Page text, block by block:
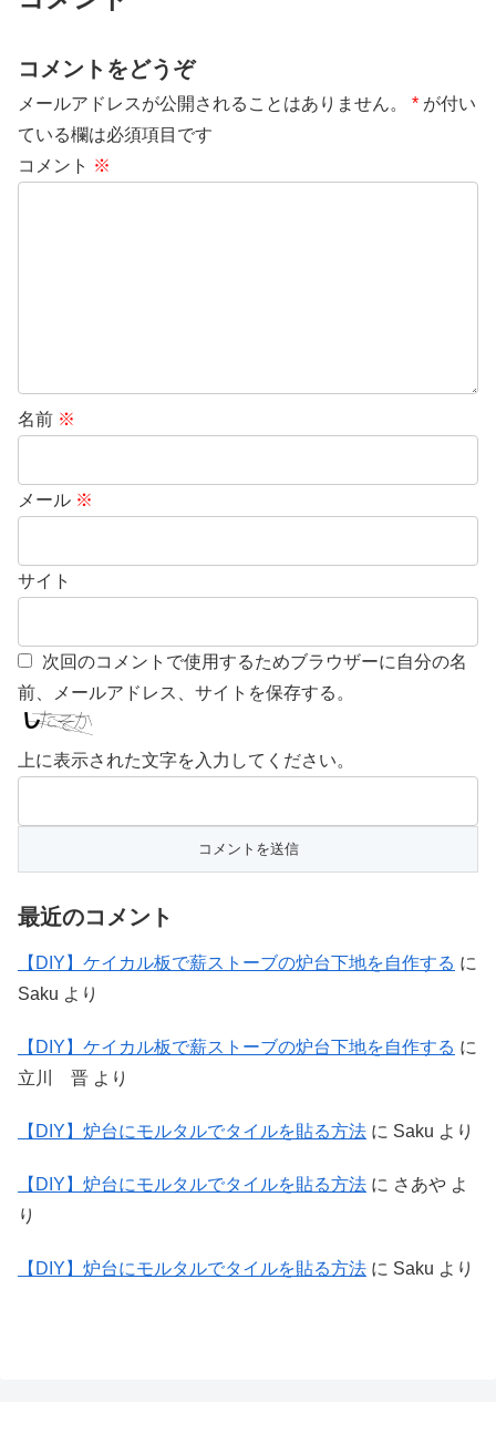
コメントをどうぞ
メールアドレスが公開されることはありません。 * が付い
ている欄は必須項目です
コメント ※
名前 ※
メール ※
サイト
次回のコメントで使用するためブラウザーに自分の名
前、メールアドレス、サイトを保存する。
上に表示された文字を入力してください。
最近のコメント
【DIY】ケイカル板で薪ストーブの炉台下地を自作する に
Saku より
【DIY】ケイカル板で薪ストーブの炉台下地を自作する に
立川 晋 より
【DIY】炉台にモルタルでタイルを貼る方法 に Saku より
【DIY】炉台にモルタルでタイルを貼る方法 に さあや よ
り
【DIY】炉台にモルタルでタイルを貼る方法 に Saku より